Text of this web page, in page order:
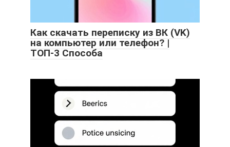
Как скачать переписку из ВК (VK)
на компьютер или телефон? |
ТОП-3 Способа